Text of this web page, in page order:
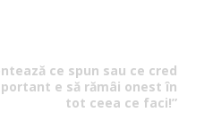
ce spun sau ce cred
e să rămâi onest în
tot ceea ce faci!”